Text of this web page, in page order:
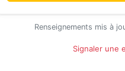
Renseignements mis à
Signaler une